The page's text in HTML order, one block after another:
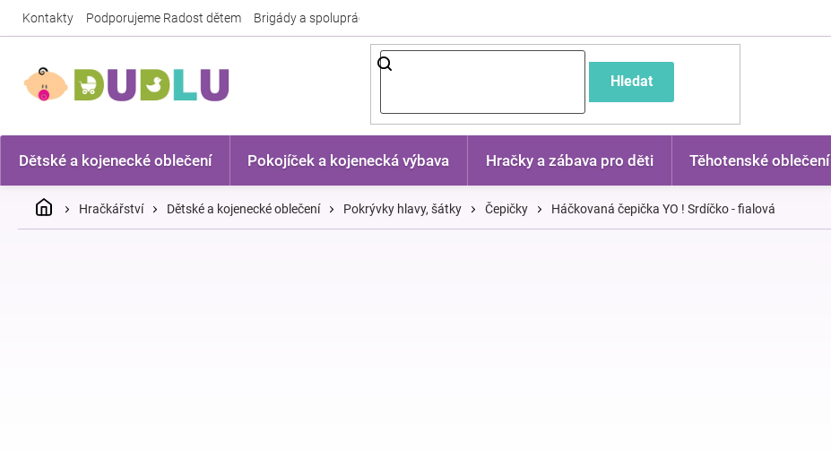
Kontakty Podporujeme Radost dětem Brigády a spolupráce
Hledat
Dětské a kojenecké oblečení Pokojíček a kojenecká výbava Hračky a zábava pro děti Těhotenské oblečení
DomůHračkářství Dětské a kojenecké oblečení Pokrývky hlavy, šátky Čepičky Háčkovaná čepička YO ! Srdíčko - fialová